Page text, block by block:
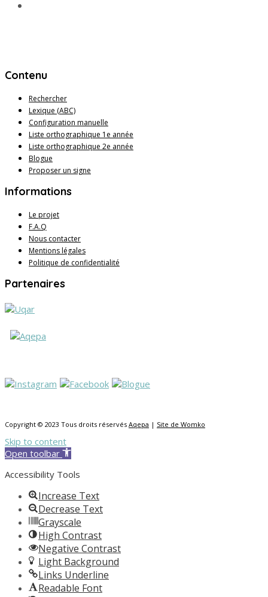
Contenu
Rechercher
Lexique (ABC)
Configuration manuelle
Liste orthographique 1e année
Liste orthographique 2e année
Blogue
Proposer un signe
Informations
Le projet
F.A.Q
Nous contacter
Mentions légales
Politique de confidentialité
Partenaires
Copyright © 2023 Tous droits réservés Aqepa | Site de Womko
Skip to content
Open toolbar
Accessibility Tools
Increase Text
Decrease Text
Grayscale
High Contrast
Negative Contrast
Light Background
Links Underline
Readable Font